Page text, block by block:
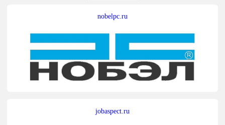
nobelpc.ru
jobaspect.ru